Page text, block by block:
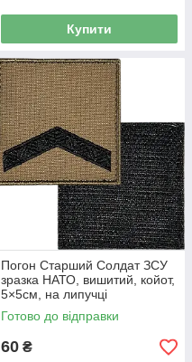
Купити
Погон Старший Солдат ЗСУ
зразка НАТО, вишитий, койот,
5×5см, на липучці
Готово до відправки
60 ₴